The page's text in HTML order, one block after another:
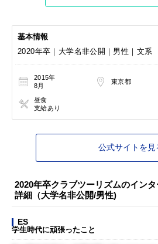
基本情報
2020年卒｜大学名非公開｜男性｜文系
2015年
8月
東京都
昼食
支給あり
公式サイトを見
2020年卒クラブツーリズムのイン
詳細（大学名非公開/男性)
ES
学生時代に頑張ったこと